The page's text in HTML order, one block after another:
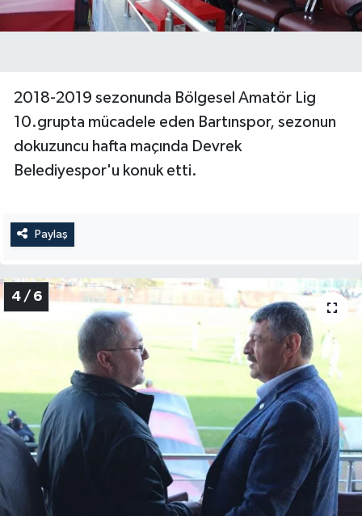
2018-2019 sezonunda Bölgesel Amatör Lig
10.grupta mücadele eden Bartınspor, sezonun
dokuzuncu hafta maçında Devrek
Belediyespor'u konuk etti.
Paylaş
4 / 6